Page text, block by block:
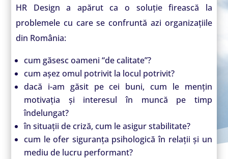
HR Design a apărut ca o soluție firească la
problemele cu care se confruntă azi organizațiile
din România:
cum găsesc oameni “de calitate”?
cum așez omul potrivit la locul potrivit?
dacă i-am găsit pe cei buni, cum le mențin
motivația și interesul în muncă pe timp
îndelungat?
în situații de criză, cum le asigur stabilitate?
cum le ofer siguranța psihologică în relații și un
mediu de lucru performant?